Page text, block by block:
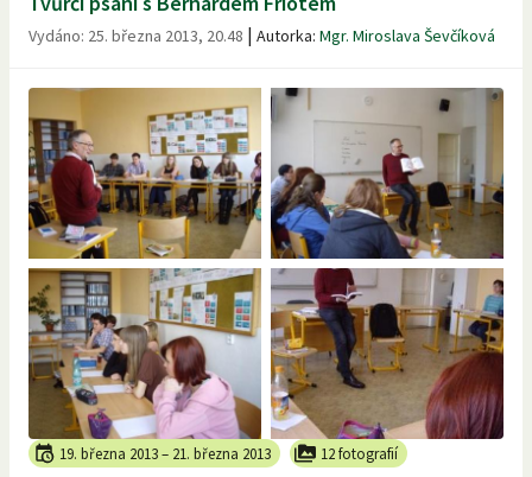
Vydáno: 25. března 2013, 20.48 | Autorka: Mgr. Miroslava Ševčíková
19. března 2013– 21. března 2013 12 fotografií